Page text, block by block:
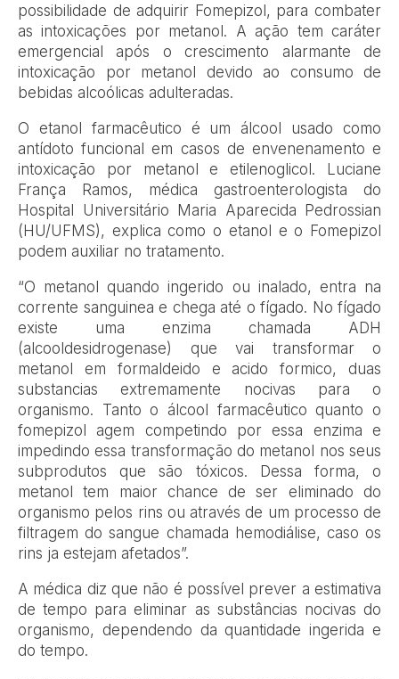
possibilidade de adquirir Fomepizol, para combater
as intoxicações por metanol. A ação tem caráter
emergencial após o crescimento alarmante de
intoxicação por metanol devido ao consumo de
bebidas alcoólicas adulteradas.
O etanol farmacêutico é um álcool usado como
antídoto funcional em casos de envenenamento e
intoxicação por metanol e etilenoglicol. Luciane
França Ramos, médica gastroenterologista do
Hospital Universitário Maria Aparecida Pedrossian
(HU/UFMS), explica como o etanol e o Fomepizol
podem auxiliar no tratamento.
“O metanol quando ingerido ou inalado, entra na
corrente sanguinea e chega até o fígado. No fígado
existe uma enzima chamada ADH
(alcooldesidrogenase) que vai transformar o
metanol em formaldeido e acido formico, duas
substancias extremamente nocivas para o
organismo. Tanto o álcool farmacêutico quanto o
fomepizol agem competindo por essa enzima e
impedindo essa transformação do metanol nos seus
subprodutos que são tóxicos. Dessa forma, o
metanol tem maior chance de ser eliminado do
organismo pelos rins ou através de um processo de
filtragem do sangue chamada hemodiálise, caso os
rins ja estejam afetados”.
A médica diz que não é possível prever a estimativa
de tempo para eliminar as substâncias nocivas do
organismo, dependendo da quantidade ingerida e
do tempo.